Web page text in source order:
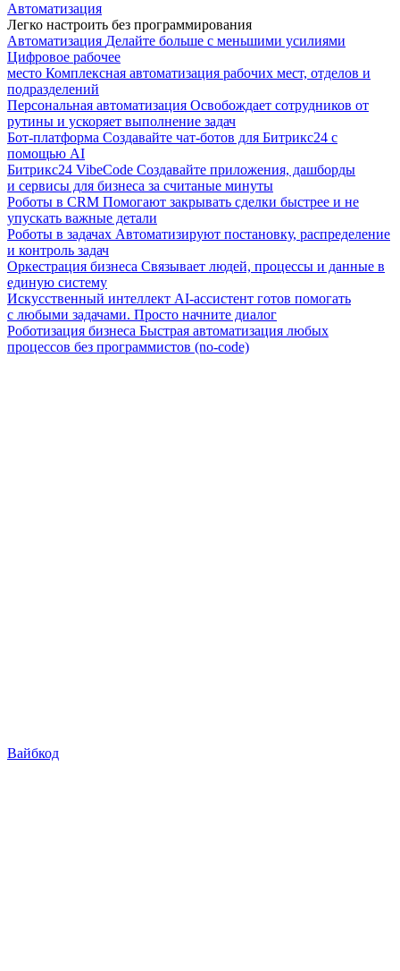
Автоматизация
Легко настроить без программирования
Автоматизация Делайте больше с меньшими усилиями
Цифровое рабочее
место Комплексная автоматизация рабочих мест, отделов и
подразделений
Персональная автоматизация Освобождает сотрудников от
рутины и ускоряет выполнение задач
Бот-платформа Создавайте чат-ботов для Битрикс24 с
помощью AI
Битрикс24 VibeCode Создавайте приложения, дашборды
и сервисы для бизнеса за считаные минуты
Роботы в CRM Помогают закрывать сделки быстрее и не
упускать важные детали
Роботы в задачах Автоматизируют постановку, распределение
и контроль задач
Оркестрация бизнеса Связывает людей, процессы и данные в
единую систему
Искусственный интеллект AI-ассистент готов помогать
с любыми задачами. Просто начните диалог
Роботизация бизнеса Быстрая автоматизация любых
процессов без программистов (no-code)
Вайбкод